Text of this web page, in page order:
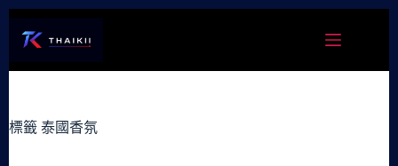
容
標籤 泰國香氛